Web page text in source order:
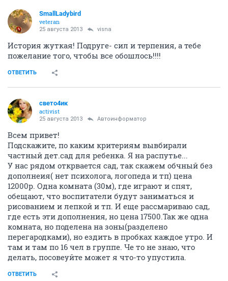
SmallLadybird
veteran
25 августа 2013 visna
История жуткая! Подруге- сил и терпения, а тебе
пожелание того, чтобы все обошлось!!!!
ОТВЕТИТЬ
свето4ик
activist
25 августа 2013 Автоинформатор
Всем привет!
Подскажите, по каким критериям вывбирали
частный дет.сад для ребенка. Я на распутье...
У нас рядом открвается сад, так скажем обчный без
дополнеия( нет психолога, логопеда и тп) цена
12000р. Одна комната (30м), где играют и спят,
обещают, что воспитатели будут заниматься и
рисованием и лепкой и тп. И еще рассмариваю сад,
где есть эти дополнения, но цена 17500.Так же одна
комната, но поделена на зоны(разделено
перегародками), но ездить в пробках каждое утро. И
там и там по 16 чел в группе. Че то не знаю, что
делать, посовеуйте может я что-то упустила.
ОТВЕТИТЬ